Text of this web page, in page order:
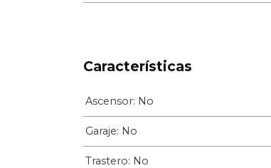
Características
Ascensor: No
Garaje: No
Trastero: No